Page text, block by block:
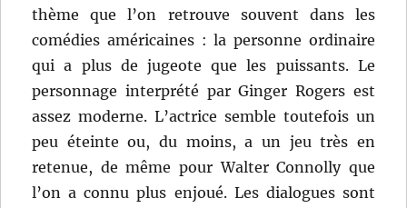
thème que l’on retrouve souvent dans les
comédies américaines : la personne ordinaire
qui a plus de jugeote que les puissants. Le
personnage interprété par Ginger Rogers est
assez moderne. L’actrice semble toutefois un
peu éteinte ou, du moins, a un jeu très en
retenue, de même pour Walter Connolly que
l’on a connu plus enjoué. Les dialogues sont